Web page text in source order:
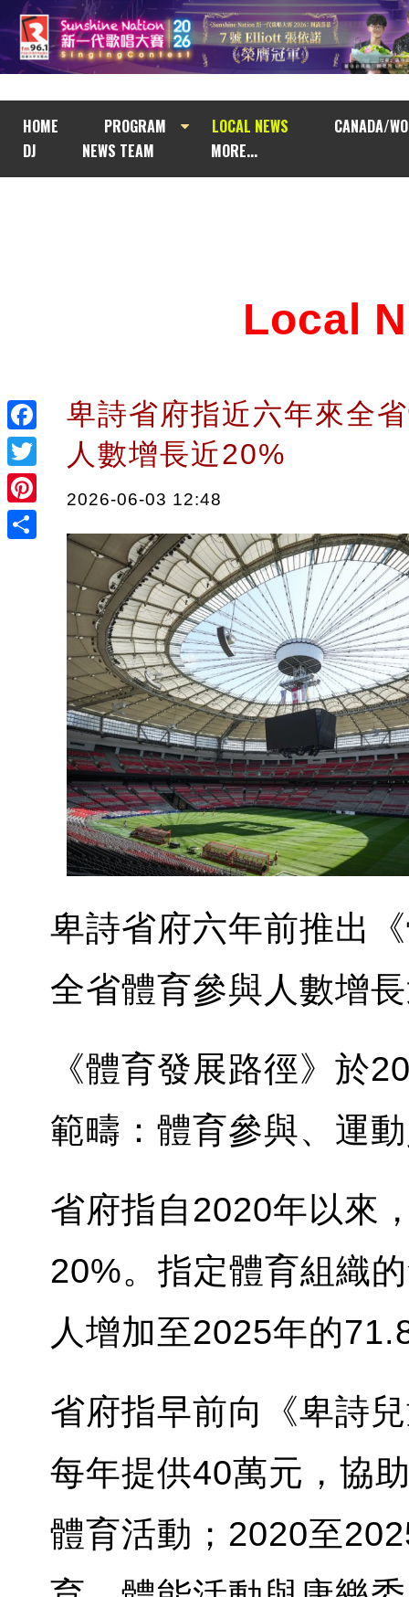
HOME PROGRAM LOCAL NEWS
CANADA/
DJ
NEWS TEAM MORE...
Facebook
Twitter
Pinterest
Local
卑詩省府指近六年來全
人數增長近20%
2026-06-03 12:48
卑詩省府六年前推出
全省體育參與人數增
《體育發展路徑》於
範疇：體育參與、運
省府指自2020年以來
20%。指定體育組織
人增加至2025年的
省府指早前向《卑詩
每年提供40萬元，協
體育活動；2020至